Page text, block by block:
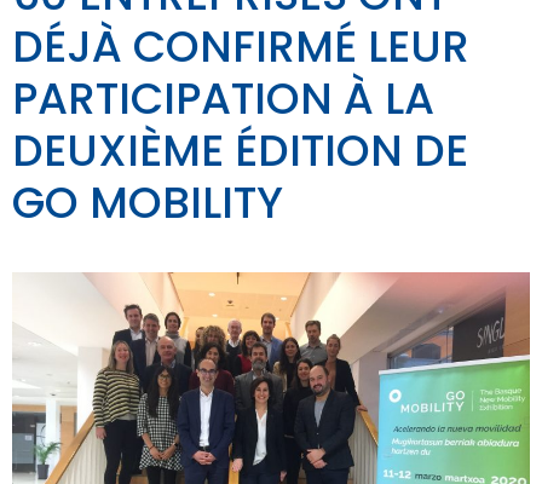
DÉJÀ CONFIRMÉ LEUR
PARTICIPATION À LA
DEUXIÈME ÉDITION DE
GO MOBILITY